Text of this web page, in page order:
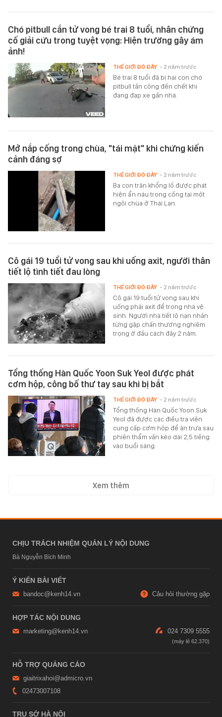
Chó pitbull cắn tử vong bé trai 8 tuổi, nhân chứng
cố giải cứu trong tuyệt vọng: Hiện trường gây ám
ảnh!
Bé trai 8 tuổi đã bị hai con chó
pitbull tấn công đến chết khi
đang đạp xe gần nhà.
THẾ GIỚI ĐÓ ĐÂY - 2 năm trước
Mở nắp cống trong chùa, "tái mặt" khi chứng kiến
cảnh đáng sợ
Ba con trăn khổng lồ được phát
hiện ẩn náu trong cống tại một
ngôi chùa ở Thái Lan.
THẾ GIỚI ĐÓ ĐÂY - 2 năm trước
Cô gái 19 tuổi tử vong sau khi uống axit, người thân
tiết lộ tình tiết đau lòng
Cô gái 19 tuổi tử vong sau khi
uống phải axit để trong nhà vệ
sinh. Người nhà tiết lộ nạn nhân
từng gặp chấn thương nghiêm
trọng ở đầu cách đây 2 năm.
THẾ GIỚI ĐÓ ĐÂY - 2 năm trước
Tổng thống Hàn Quốc Yoon Suk Yeol được phát
cơm hộp, công bố thư tay sau khi bị bắt
Tổng thống Hàn Quốc Yoon Suk
Yeol đã được các điều tra viên
cung cấp cơm hộp để ăn trưa sau
phiên thẩm vấn kéo dài 2,5 tiếng
vào buổi sáng.
THẾ GIỚI ĐÓ ĐÂY - 2 năm trước
Xem thêm
CHỊU TRÁCH NHIỆM QUẢN LÝ NỘI DUNG
Bà Nguyễn Bích Minh
Ý KIẾN BÀI VIẾT
bandoc@kenh14.vn Câu hỏi thường gặp
HỢP TÁC NỘI DUNG
marketing@kenh14.vn 024 7309 5555
HỖ TRỢ QUẢNG CÁO
giaitrixahoi@admicro.vn
02473007108
TRỤ SỞ HÀ NỘI